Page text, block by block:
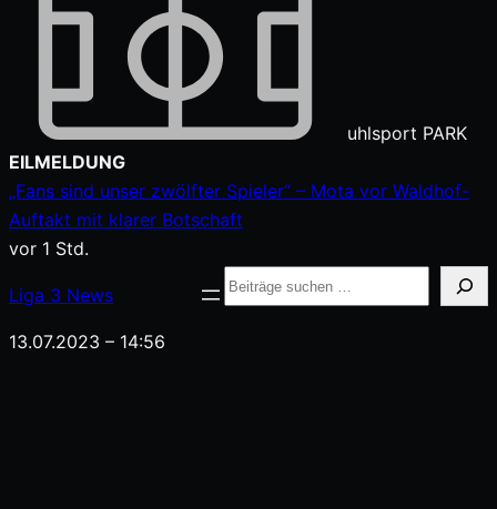
uhlsport PARK
Zum
Inhalt
springen
EILMELDUNG
„Fans sind unser zwölfter Spieler“ – Mota vor Waldhof-
Auftakt mit klarer Botschaft
vor 1 Std.
Liga 3 News
Suche
13.07.2023 – 14:56